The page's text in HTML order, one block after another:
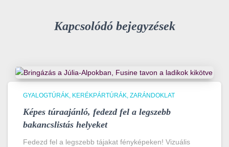
Kapcsolódó bejegyzések
GYALOGTÚRÁK KERÉKPÁRTÚRÁK ZARÁNDOKLAT
Képes túraajánló, fedezd fel a legszebb
bakancslistás helyeket
Fedezd fel a legszebb tájakat fényképeken! Vizuális